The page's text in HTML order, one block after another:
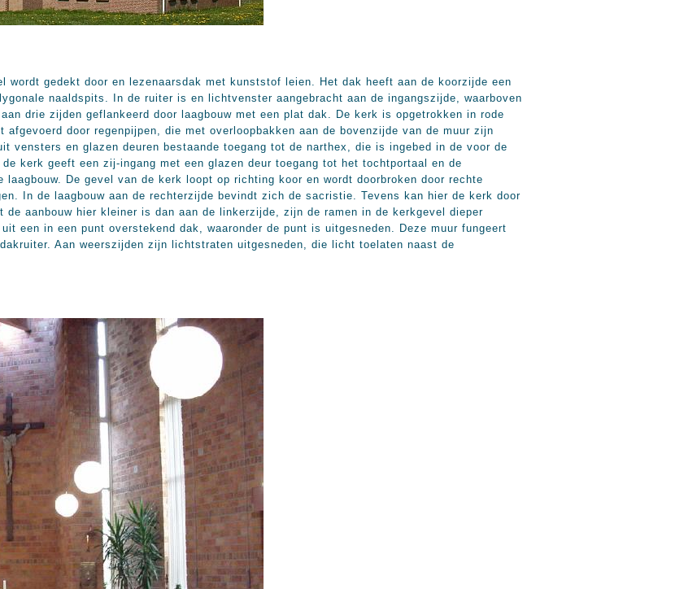
wordt gedekt door en lezenaarsdak met kunststof leien. Het dak heeft aan de koorzijde een
naaldspits. In de ruiter is en lichtvenster aangebracht aan de ingangszijde, waarboven
drie zijden geflankeerd door laagbouw met een plat dak. De kerk is opgetrokken in rode
afgevoerd door regenpijpen, die met overloopbakken aan de bovenzijde van de muur zijn
vensters en glazen deuren bestaande toegang tot de narthex, die is ingebed in de voor de
kerk geeft een zij-ingang met een glazen deur toegang tot het tochtportaal en de
De gevel van de kerk loopt op richting koor en wordt doorbroken door rechte
In de laagbouw aan de rechterzijde bevindt zich de sacristie. Tevens kan hier de kerk door
de aanbouw hier kleiner is dan aan de linkerzijde, zijn de ramen in de kerkgevel dieper
een in een punt overstekend dak, waaronder de punt is uitgesneden. Deze muur fungeert
Aan weerszijden zijn lichtstraten uitgesneden, die licht toelaten naast de